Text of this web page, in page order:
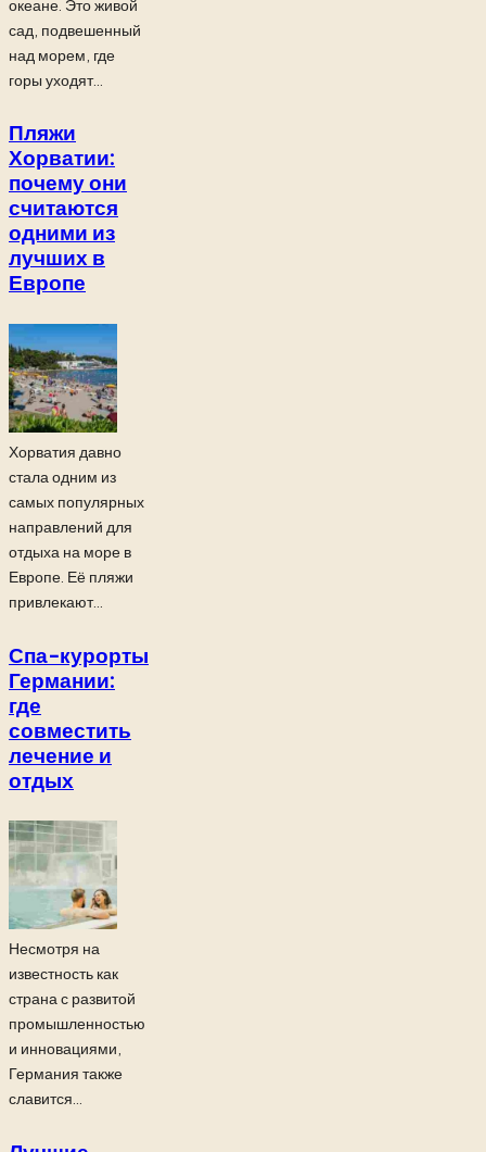
океане. Это живой
сад, подвешенный
над морем, где
горы уходят...
Пляжи
Хорватии:
почему они
считаются
одними из
лучших в
Европе
Хорватия давно
стала одним из
самых популярных
направлений для
отдыха на море в
Европе. Её пляжи
привлекают...
Спа-курорты
Германии:
где
совместить
лечение и
отдых
Несмотря на
известность как
страна с развитой
промышленностью
и инновациями,
Германия также
славится...